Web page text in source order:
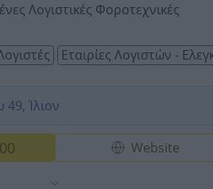
Λογιστικές Φοροτεχνικές
Εταιρίες Λογιστών -
Ίλιον
Website